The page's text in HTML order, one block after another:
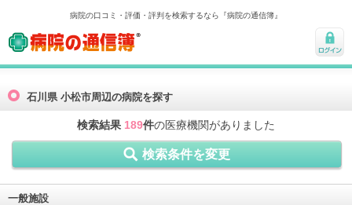
病院の口コミ・評価・評判を検索するなら『病院の通信簿』
病院の通信簿
ログ
石川県 小松市周辺の病院を探す
検索結果 189件の医療機関がありました
検索条件を変更
一般施設